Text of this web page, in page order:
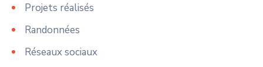
Projets réalisés
Randonnées
Réseaux sociaux